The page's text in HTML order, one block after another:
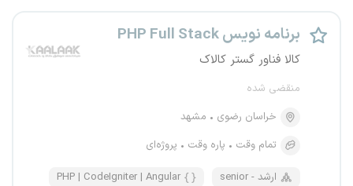
برنامه نویس PHP Full Stack
کالا فناور گستر کالاک
منقضی شده
خراسان رضوی
مشهد
تمام وقت
پاره وقت پروژه‌ای
senior - ارشد PHP | CodeIgniter | Angular